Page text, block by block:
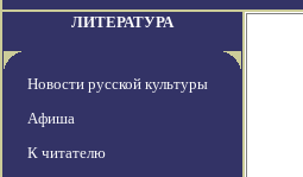
ЛИТЕРАТУРА
Новости русской культуры
Афиша
К читателю